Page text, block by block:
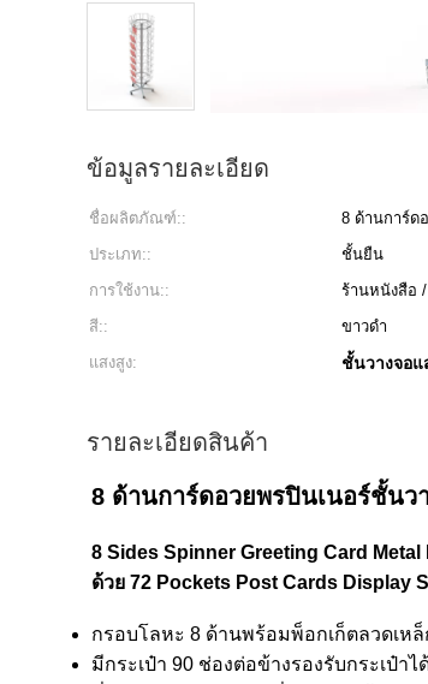
ข้อมูลรายละเอียด
ชื่อผลิตภัณฑ์:: 8 ด้านการ์ด
ประเภท::
ชั้นยืน
การใช้งาน::
ร้านหนังสือ
สี::
ขาวดำ
แสงสูง:
ชั้นวางจอแ
รายละเอียดสินค้า
8 ด้านการ์ดอวยพรปินเนอร์ชั้นว
8 Sides Spinner Greeting Card
ด้วย 72 Pockets Post Cards
กรอบโลหะ 8 ด้านพร้อมพ็อกเก็ตลวดเหล็
มีกระเป๋า 90 ช่องต่อข้างรองรับกระเป๋า